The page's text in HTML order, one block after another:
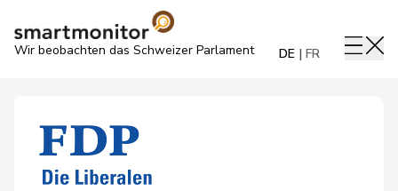
Wir beobachten das Schweizer Parlament DE FR